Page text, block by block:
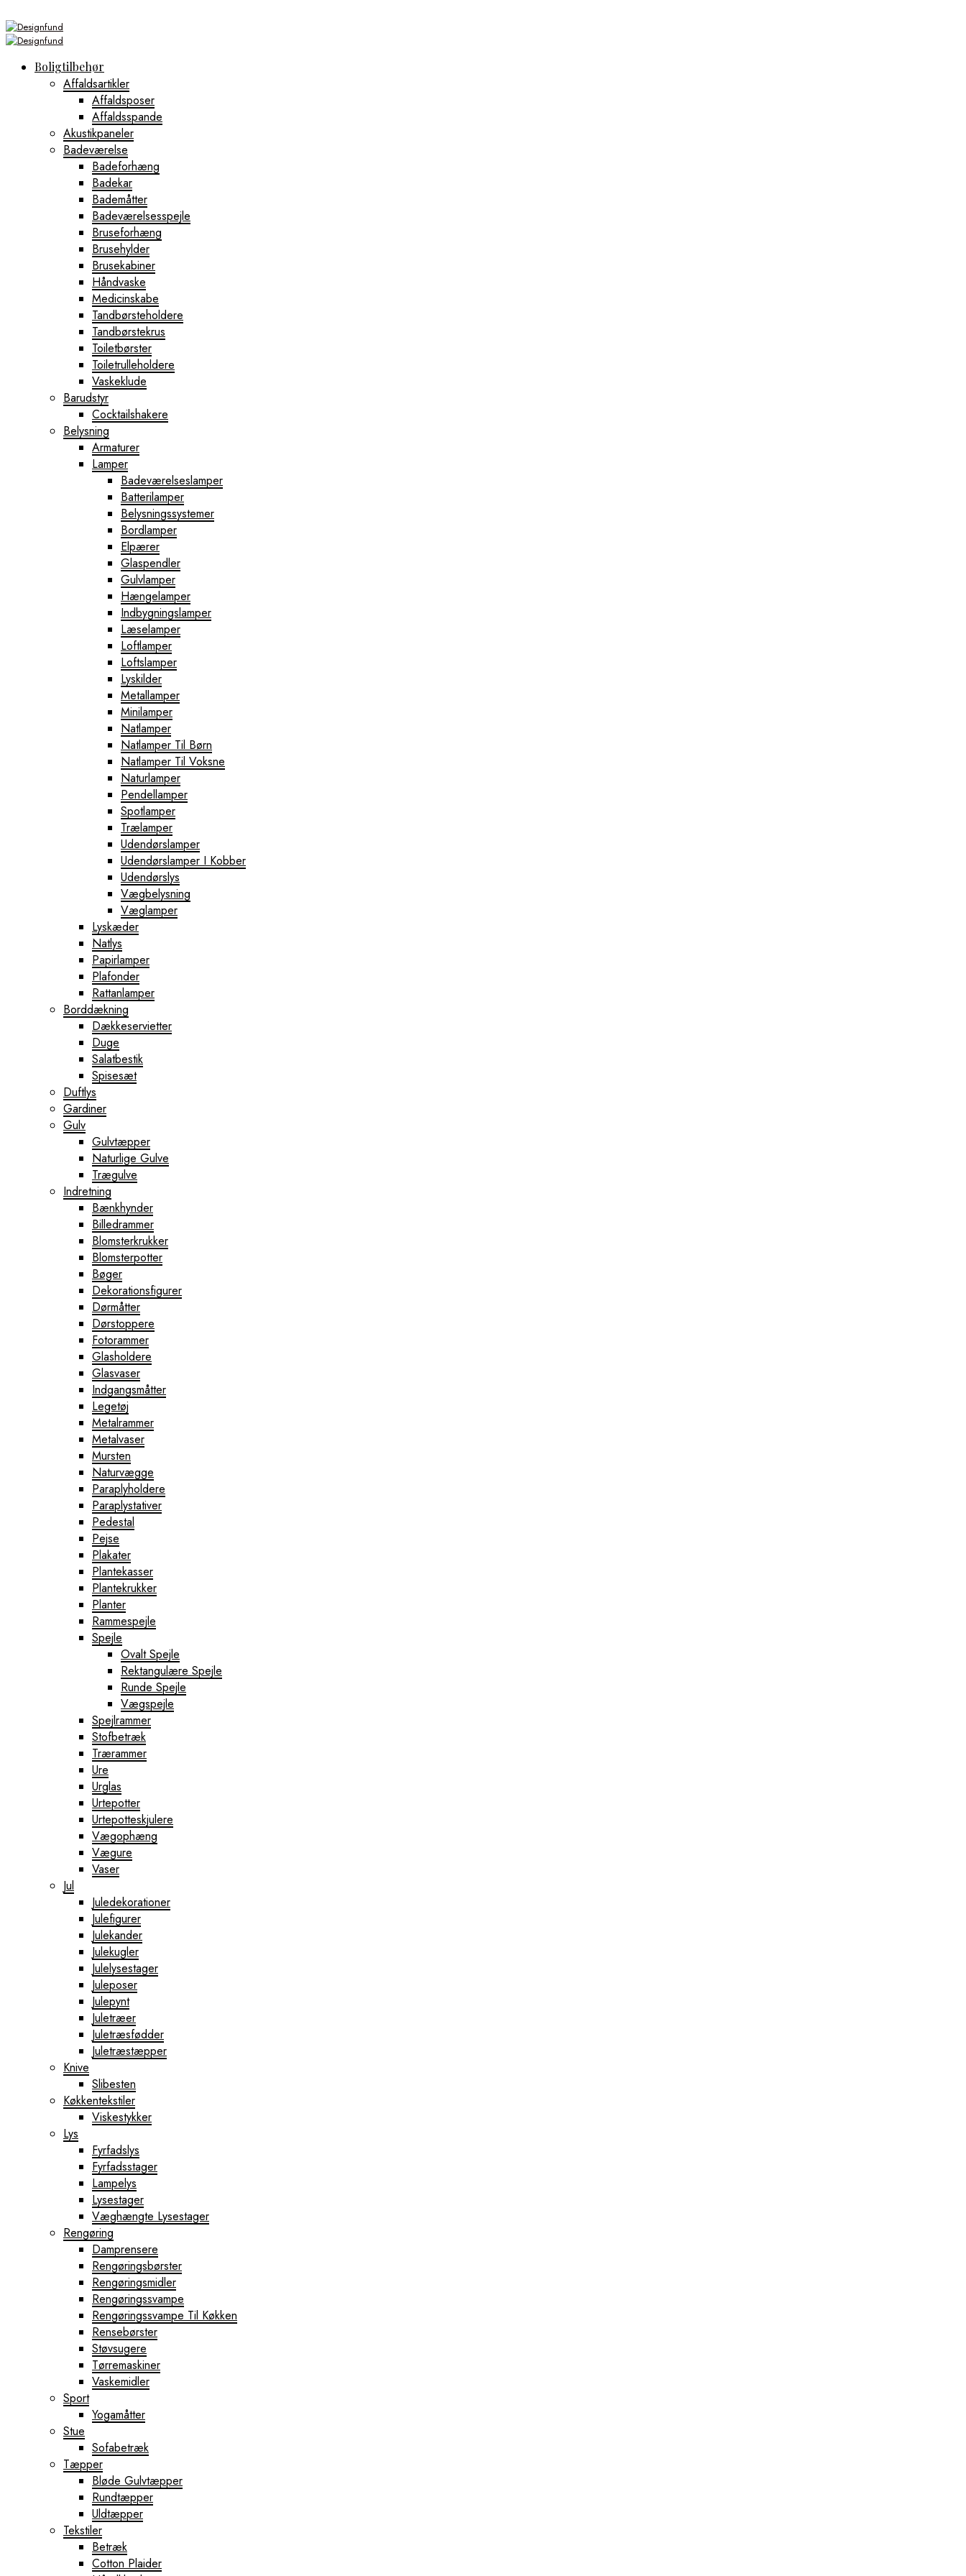
Boligtilbehør
Affaldsartikler
Affaldsposer
Affaldsspande
Akustikpaneler
Badeværelse
Badeforhæng
Badekar
Bademåtter
Badeværelsesspejle
Bruseforhæng
Brusehylder
Brusekabiner
Håndvaske
Medicinskabe
Tandbørsteholdere
Tandbørstekrus
Toiletbørster
Toiletrulleholdere
Vaskeklude
Barudstyr
Cocktailshakere
Belysning
Armaturer
Lamper
Badeværelseslamper
Batterilamper
Belysningssystemer
Bordlamper
Elpærer
Glaspendler
Gulvlamper
Hængelamper
Indbygningslamper
Læselamper
Loftlamper
Loftslamper
Lyskilder
Metallamper
Minilamper
Natlamper
Natlamper Til Børn
Natlamper Til Voksne
Naturlamper
Pendellamper
Spotlamper
Trælamper
Udendørslamper
Udendørslamper I Kobber
Udendørslys
Vægbelysning
Væglamper
Lyskæder
Natlys
Papirlamper
Plafonder
Rattanlamper
Borddækning
Dækkeservietter
Duge
Salatbestik
Spisesæt
Duftlys
Gardiner
Gulv
Gulvtæpper
Naturlige Gulve
Trægulve
Indretning
Bænkhynder
Billedrammer
Blomsterkrukker
Blomsterpotter
Bøger
Dekorationsfigurer
Dørmåtter
Dørstoppere
Fotorammer
Glasholdere
Glasvaser
Indgangsmåtter
Legetøj
Metalrammer
Metalvaser
Mursten
Naturvægge
Paraplyholdere
Paraplystativer
Pedestal
Pejse
Plakater
Plantekasser
Plantekrukker
Planter
Rammespejle
Spejle
Ovalt Spejle
Rektangulære Spejle
Runde Spejle
Vægspejle
Spejlrammer
Stofbetræk
Trærammer
Ure
Urglas
Urtepotter
Urtepotteskjulere
Vægophæng
Vægure
Vaser
Jul
Juledekorationer
Julefigurer
Julekander
Julekugler
Julelysestager
Juleposer
Julepynt
Juletræer
Juletræsfødder
Juletræstæpper
Knive
Slibesten
Køkkentekstiler
Viskestykker
Lys
Fyrfadslys
Fyrfadsstager
Lampelys
Lysestager
Væghængte Lysestager
Rengøring
Damprensere
Rengøringsbørster
Rengøringsmidler
Rengøringssvampe
Rengøringssvampe Til Køkken
Rensebørster
Støvsugere
Tørremaskiner
Vaskemidler
Sport
Yogamåtter
Stue
Sofabetræk
Tæpper
Bløde Gulvtæpper
Rundtæpper
Uldtæpper
Tekstiler
Betræk
Cotton Plaider